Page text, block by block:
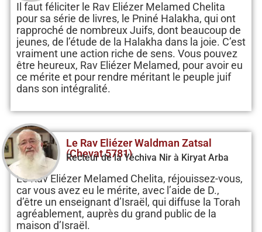
Il faut féliciter le Rav Eliézer Melamed Chelita
pour sa série de livres, le Pniné Halakha, qui ont
rapproché de nombreux Juifs, dont beaucoup de
jeunes, de l’étude de la Halakha dans la joie. C’est
vraiment une action riche de sens. Vous pouvez
être heureux, Rav Eliézer Melamed, pour avoir eu
ce mérite et pour rendre méritant le peuple juif
dans son intégralité.
Le Rav Eliézer Waldman Zatsal
(Chevat 5781)
Recteur de la Yéchiva Nir à Kiryat Arba
Le Rav Eliézer Melamed Chelita, réjouissez-vous,
car vous avez eu le mérite, avec l’aide de D.,
d’être un enseignant d’Israël, qui diffuse la Torah
agréablement, auprès du grand public de la
maison d’Israël.